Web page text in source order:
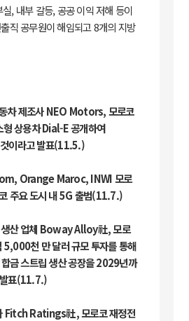
, 내부 갈등, 공공 이익 저해 등이
직 공무원이 해임되고 8개의 지방
차 제조사 NEO Motors, 모로코
상용차 Dial-E 공개하여
이라고 발표(11.5.)
Orange Maroc, INWI 모로
주요 도시 내 5G 출범(11.7.)
생산 업체 Boway Alloy社, 모로
천 만 달러 규모 투자를 통해
금 스트립 생산 공장을 2029년까
표(11.7.)
Fitch Ratings社, 모로코 재정전